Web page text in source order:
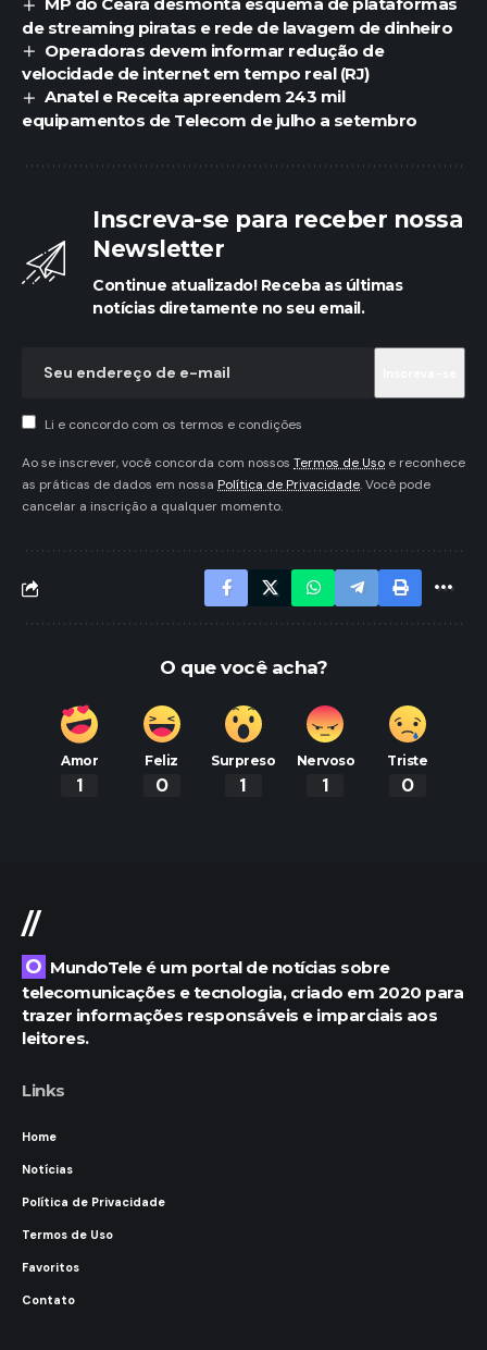
de streaming piratas e rede de lavagem de dinheiro
Operadoras devem informar redução de
velocidade de internet em tempo real (RJ)
Anatel e Receita apreendem 243 mil
equipamentos de Telecom de julho a setembro
Inscreva-se para receber nossa
Newsletter
Continue atualizado! Receba as últimas
notícias diretamente no seu email.
Li e concordo com os termos e condições
Ao se inscrever, você concorda com nossos Termos de Uso e reconhece
as práticas de dados em nossa Política de Privacidade. Você pode
cancelar a inscrição a qualquer momento.
O que você acha?
Amor
1
Feliz
0
Surpreso
1
Nervoso
1
Triste
0
//
O MundoTele é um portal de notícias sobre
telecomunicações e tecnologia, criado em 2020 para
trazer informações responsáveis e imparciais aos
leitores.
Links
Home
Notícias
Política de Privacidade
Termos de Uso
Favoritos
Contato